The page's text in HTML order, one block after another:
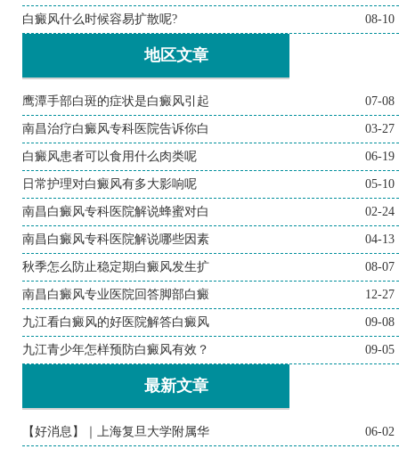
白癜风什么时候容易扩散呢? 08-10
地区文章
鹰潭手部白斑的症状是白癜风引起 07-08
南昌治疗白癜风专科医院告诉你白 03-27
白癜风患者可以食用什么肉类呢 06-19
日常护理对白癜风有多大影响呢 05-10
南昌白癜风专科医院解说蜂蜜对白 02-24
南昌白癜风专科医院解说哪些因素 04-13
秋季怎么防止稳定期白癜风发生扩 08-07
南昌白癜风专业医院回答脚部白癜 12-27
九江看白癜风的好医院解答白癜风 09-08
九江青少年怎样预防白癜风有效？ 09-05
最新文章
【好消息】｜上海复旦大学附属华 06-02